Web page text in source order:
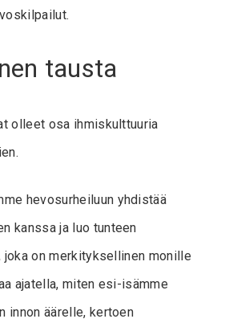
tausta
olleet osa ihmiskulttuuria
hevosurheiluun yhdistää
kanssa ja luo tunteen
joka on merkityksellinen monille
ajatella, miten esi-isämme
innon äärelle, kertoen